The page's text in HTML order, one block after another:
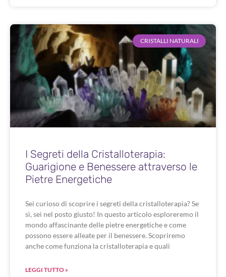
CRISTALLI NATURALI
I Segreti della Cristalloterapia:
Guarigione e Benessere attraverso le
Pietre Energetiche
Sei curioso di scoprire i segreti della cristalloterapia? Se
sì, sei nel posto giusto! In questo articolo esploreremo il
mondo affascinante delle pietre energetiche e come
possono essere alleate per il benessere. Scopriremo
anche come funziona la cristalloterapia e quali
LEGGI TUTTO »